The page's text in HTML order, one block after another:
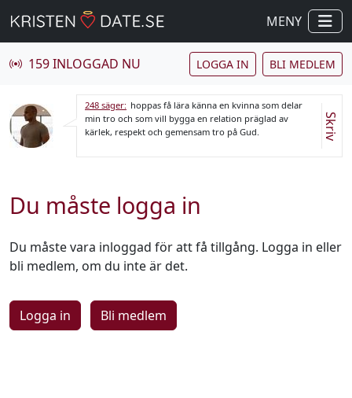
MENY
159 INLOGGAD NU LOGGA IN BLI MEDLEM
248 säger: hoppas få lära känna en kvinna som delar
min tro och som vill bygga en relation präglad av
kärlek, respekt och gemensam tro på Gud.
Skriv
Du måste logga in
Du måste vara inloggad för att få tillgång. Logga in eller
bli medlem, om du inte är det.
Logga in